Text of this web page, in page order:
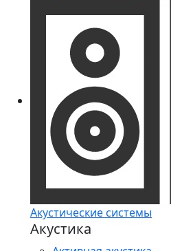
Акустические системы
Акустика